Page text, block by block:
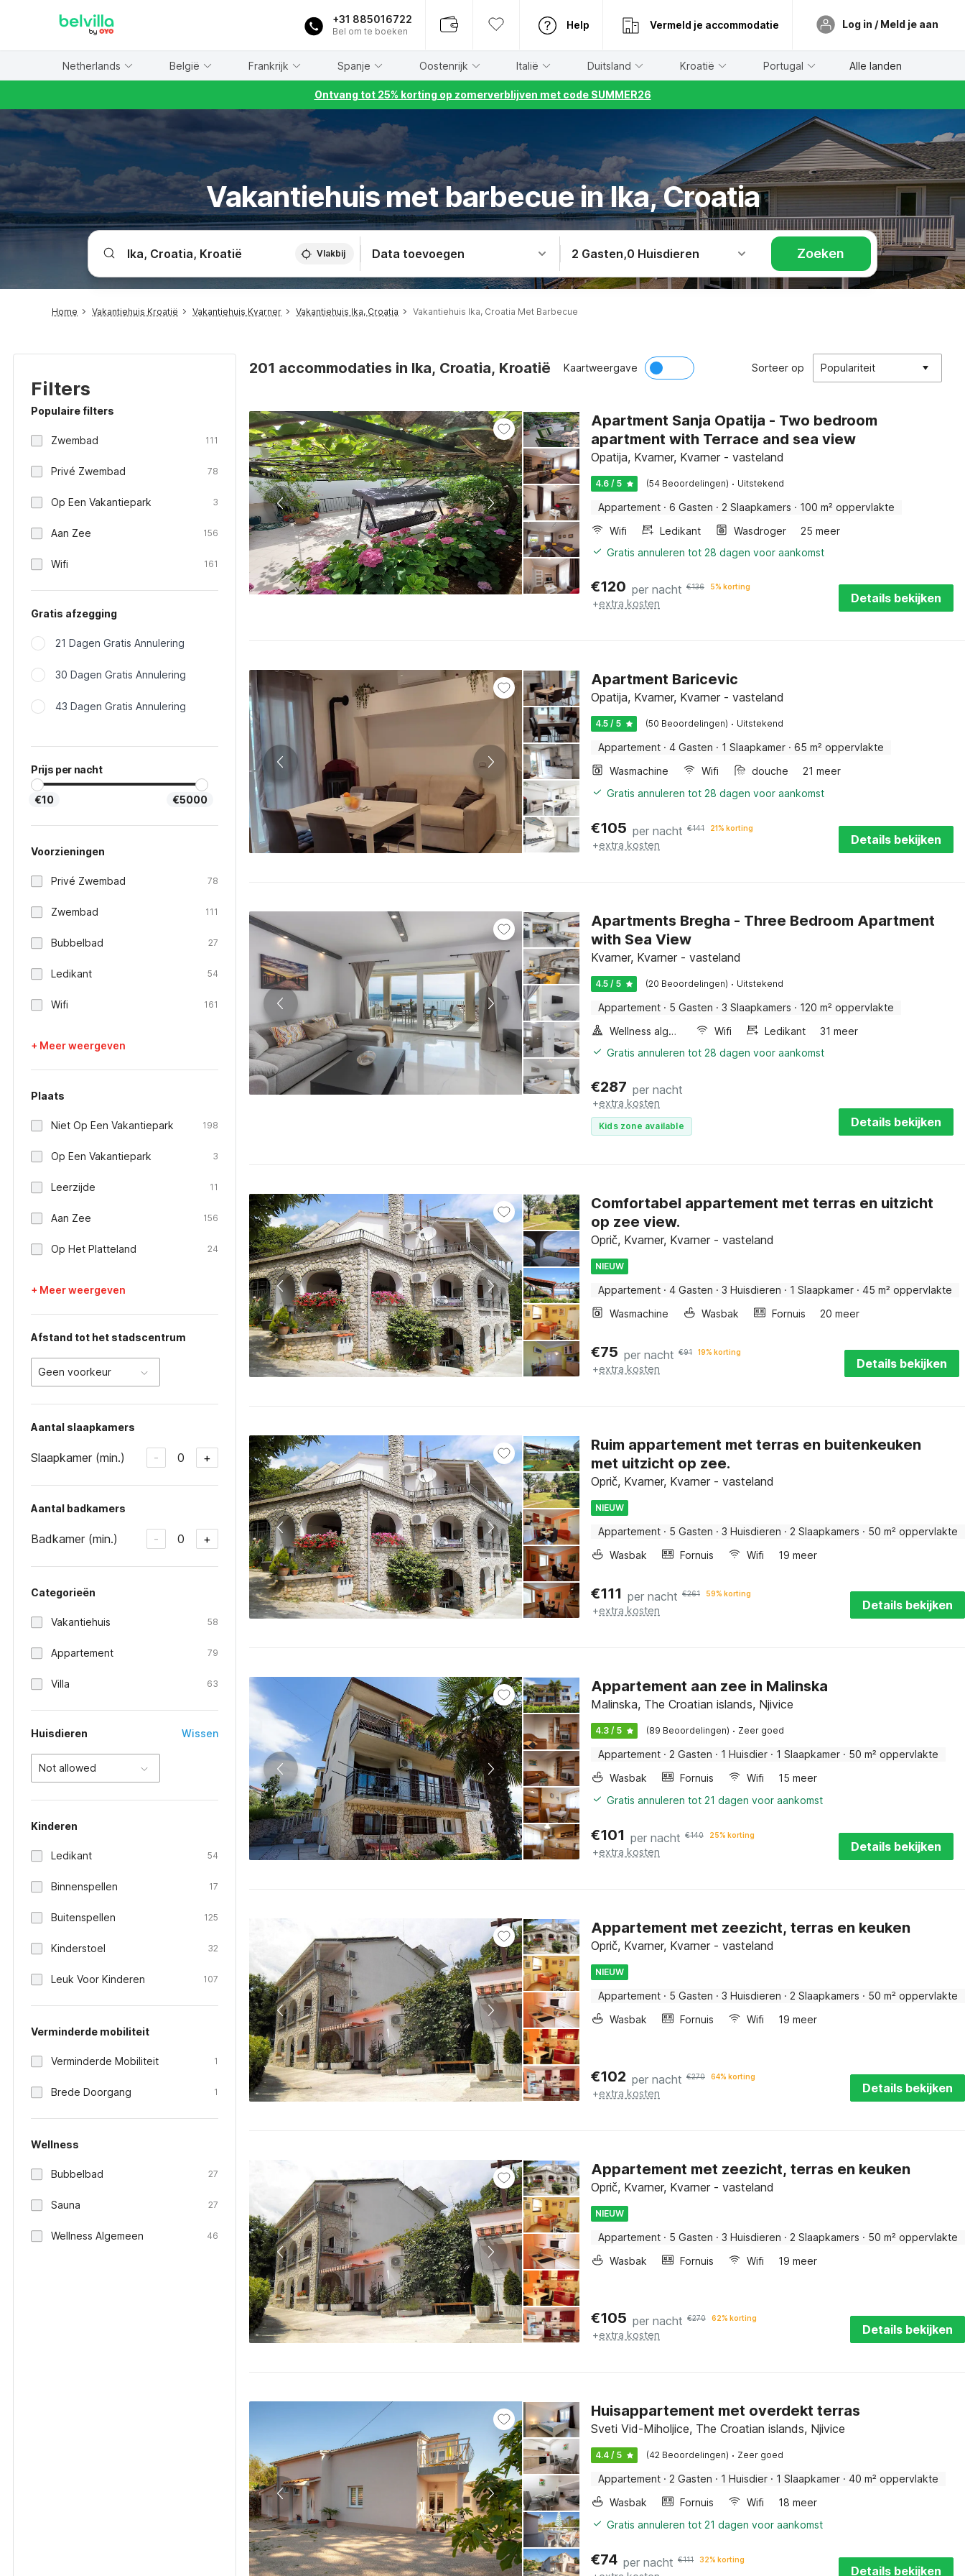
+31 885016722
Bel om te boeken
Help Vermeld je accommodatie Log in / Meld je aan
Netherlands België Frankrijk Spanje Oostenrijk Italië Duitsland Kroatië Portugal Alle landen
Ontvang tot 25% korting op zomerverblijven met code SUMMER26
Vakantiehuis met barbecue in Ika, Croatia
Vlakbij Data toevoegen 2 Gasten,0 Huisdieren Zoeken
Home Vakantiehuis Kroatië Vakantiehuis Kvarner Vakantiehuis Ika, Croatia Vakantiehuis Ika, Croatia Met Barbecue
Filters
Populaire filters
Zwembad 111
Privé Zwembad 78
Op Een Vakantiepark 3
Aan Zee 156
Wifi 161
Gratis afzegging
21 Dagen Gratis Annulering
30 Dagen Gratis Annulering
43 Dagen Gratis Annulering
Prijs per nacht
€10 €5000
Voorzieningen
Privé Zwembad 78
Zwembad 111
Bubbelbad 27
Ledikant 54
Wifi 161
+ Meer weergeven
Plaats
Niet Op Een Vakantiepark 198
Op Een Vakantiepark 3
Leerzijde 11
Aan Zee 156
Op Het Platteland 24
+ Meer weergeven
Afstand tot het stadscentrum
Geen voorkeur
Aantal slaapkamers
Slaapkamer (min.) - 0 +
Aantal badkamers
Badkamer (min.) - 0 +
Categorieën
Vakantiehuis 58
Appartement 79
Villa 63
Huisdieren Wissen
Not allowed
Kinderen
Ledikant 54
Binnenspellen 17
Buitenspellen 125
Kinderstoel 32
Leuk Voor Kinderen 107
Verminderde mobiliteit
Verminderde Mobiliteit 1
Brede Doorgang 1
Wellness
Bubbelbad 27
Sauna 27
Wellness Algemeen 46
201 accommodaties in Ika, Croatia, Kroatië Kaartweergave Sorteer op Populariteit
Apartment Sanja Opatija - Two bedroom
apartment with Terrace and sea view
Opatija, Kvarner, Kvarner - vasteland
4.6 / 5 (54 Beoordelingen) · Uitstekend
Appartement · 6 Gasten · 2 Slaapkamers · 100 m² oppervlakte
Wifi
Ledikant Wasdroger
25 meer
Gratis annuleren tot 28 dagen voor aankomst
€120 per nacht €136 5% korting
+extra kosten Details bekijken
Apartment Baricevic
Opatija, Kvarner, Kvarner - vasteland
4.5 / 5 (50 Beoordelingen) · Uitstekend
Appartement · 4 Gasten · 1 Slaapkamer · 65 m² oppervlakte
Wasmachine
Wifi douche
21 meer
Gratis annuleren tot 28 dagen voor aankomst
€105 per nacht €141 21% korting
+extra kosten Details bekijken
Apartments Bregha - Three Bedroom Apartment
with Sea View
Kvarner, Kvarner - vasteland
4.5 / 5 (20 Beoordelingen) · Uitstekend
Appartement · 5 Gasten · 3 Slaapkamers · 120 m² oppervlakte
Wellness algemeen
Wifi Ledikant
31 meer
Gratis annuleren tot 28 dagen voor aankomst
€287 per nacht
+extra kosten
Kids zone available Details bekijken
Comfortabel appartement met terras en uitzicht
op zee view.
Oprič, Kvarner, Kvarner - vasteland
NIEUW
Appartement · 4 Gasten · 3 Huisdieren · 1 Slaapkamer · 45 m² oppervlakte
Wasmachine
Wasbak Fornuis 20 meer
€75 per nacht €91 19% korting
+extra kosten Details bekijken
Ruim appartement met terras en buitenkeuken
met uitzicht op zee.
Oprič, Kvarner, Kvarner - vasteland
NIEUW
Appartement · 5 Gasten · 3 Huisdieren · 2 Slaapkamers · 50 m² oppervlakte
Wasbak
Fornuis Wifi 19 meer
€111 per nacht €261 59% korting
+extra kosten Details bekijken
Appartement aan zee in Malinska
Malinska, The Croatian islands, Njivice
4.3 / 5 (89 Beoordelingen) · Zeer goed
Appartement · 2 Gasten · 1 Huisdier · 1 Slaapkamer · 50 m² oppervlakte
Wasbak
Fornuis Wifi
15 meer
Gratis annuleren tot 21 dagen voor aankomst
€101 per nacht €140 25% korting
+extra kosten Details bekijken
Appartement met zeezicht, terras en keuken
Oprič, Kvarner, Kvarner - vasteland
NIEUW
Appartement · 5 Gasten · 3 Huisdieren · 2 Slaapkamers · 50 m² oppervlakte
Wasbak
Fornuis Wifi 19 meer
€102 per nacht €270 64% korting
+extra kosten Details bekijken
Appartement met zeezicht, terras en keuken
Oprič, Kvarner, Kvarner - vasteland
NIEUW
Appartement · 5 Gasten · 3 Huisdieren · 2 Slaapkamers · 50 m² oppervlakte
Wasbak
Fornuis Wifi 19 meer
€105 per nacht €270 62% korting
+extra kosten Details bekijken
Huisappartement met overdekt terras
Sveti Vid-Miholjice, The Croatian islands, Njivice
4.4 / 5 (42 Beoordelingen) · Zeer goed
Appartement · 2 Gasten · 1 Huisdier · 1 Slaapkamer · 40 m² oppervlakte
Wasbak
Fornuis Wifi
18 meer
Gratis annuleren tot 21 dagen voor aankomst
€74 per nacht €111 32% korting
Details bekijken